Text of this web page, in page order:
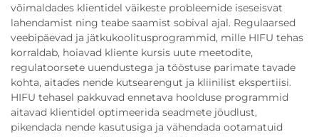
võimaldades klientidel väikeste probleemide iseseisvat
lahendamist ning teabe saamist sobival ajal. Regulaarsed
veebipäevad ja jätkukoolitusprogrammid, mille HIFU tehas
korraldab, hoiavad kliente kursis uute meetodite,
regulatoorsete uuendustega ja tööstuse parimate tavade
kohta, aitades nende kutsearengut ja kliinilist ekspertiisi.
HIFU tehasel pakkuvad ennetava hoolduse programmid
aitavad klientidel optimeerida seadmete jõudlust,
pikendada nende kasutusiga ja vähendada ootamatuid